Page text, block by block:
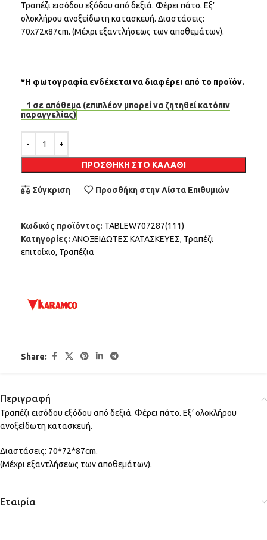
Τραπέζι εισόδου εξόδου από δεξιά. Φέρει πάτο. Εξ’
ολοκλήρου ανοξείδωτη κατασκευή. Διαστάσεις:
70x72x87cm. (Μέχρι εξαντλήσεως των αποθεμάτων).
*Η φωτογραφία ενδέχεται να διαφέρει από το προϊόν.
1 σε απόθεμα (επιπλέον μπορεί να ζητηθεί κατόπιν
παραγγελίας)
ΠΡΟΣΘΉΚΗ ΣΤΟ ΚΑΛΆΘΙ
Σύγκριση Προσθήκη στην Λίστα Επιθυμιών
Κωδικός προϊόντος: TABLEW707287(111)
Κατηγορίες: ΑΝΟΞΕΙΔΩΤΕΣ ΚΑΤΑΣΚΕΥΕΣ, Τραπέζι
επιτοίχιο, Τραπέζια
Share:
Περιγραφή
Τραπέζι εισόδου εξόδου από δεξιά. Φέρει πάτο. Εξ’ ολοκλήρου
ανοξείδωτη κατασκευή.
Διαστάσεις: 70*72*87cm.
(Μέχρι εξαντλήσεως των αποθεμάτων).
Εταιρία